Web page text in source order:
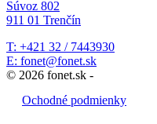
Súvoz 802
911 01 Trenčín
T: +421 32 / 7443930
E: fonet@fonet.sk
© 2026 fonet.sk -
Ochodné podmienky